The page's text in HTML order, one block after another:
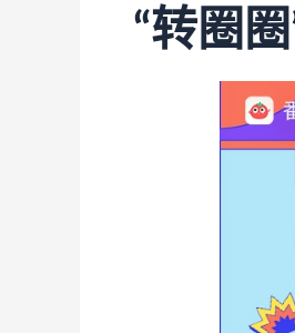
“转圈圈